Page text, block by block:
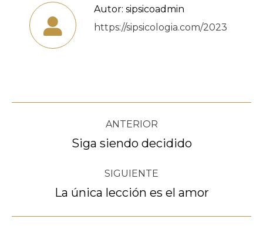
Autor: sipsicoadmin
https://sipsicologia.com/2023
Navegación
publicaciones
ANTERIOR
Publicación
Siga siendo decidido
SIGUIENTE
Publicación
La única lección es el amor